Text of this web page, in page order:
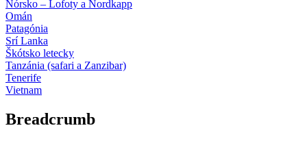
Nórsko – Lofoty a Nordkapp
Omán
Patagónia
Srí Lanka
Škótsko letecky
Tanzánia (safari a Zanzibar)
Tenerife
Vietnam
Breadcrumb